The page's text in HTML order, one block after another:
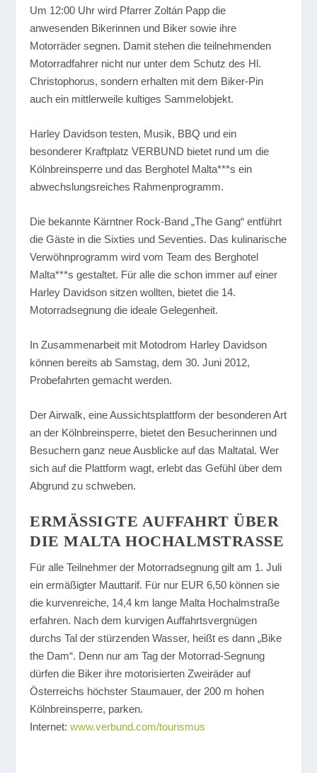
Um 12:00 Uhr wird Pfarrer Zoltán Papp die
anwesenden Bikerinnen und Biker sowie ihre
Motorräder segnen. Damit stehen die teilnehmenden
Motorradfahrer nicht nur unter dem Schutz des Hl.
Christophorus, sondern erhalten mit dem Biker-Pin
auch ein mittlerweile kultiges Sammelobjekt.
Harley Davidson testen, Musik, BBQ und ein
besonderer Kraftplatz VERBUND bietet rund um die
Kölnbreinsperre und das Berghotel Malta***s ein
abwechslungsreiches Rahmenprogramm.
Die bekannte Kärntner Rock-Band „The Gang“ entführt
die Gäste in die Sixties und Seventies. Das kulinarische
Verwöhnprogramm wird vom Team des Berghotel
Malta***s gestaltet. Für alle die schon immer auf einer
Harley Davidson sitzen wollten, bietet die 14.
Motorradsegnung die ideale Gelegenheit.
In Zusammenarbeit mit Motodrom Harley Davidson
können bereits ab Samstag, dem 30. Juni 2012,
Probefahrten gemacht werden.
Der Airwalk, eine Aussichtsplattform der besonderen Art
an der Kölnbreinsperre, bietet den Besucherinnen und
Besuchern ganz neue Ausblicke auf das Maltatal. Wer
sich auf die Plattform wagt, erlebt das Gefühl über dem
Abgrund zu schweben.
ERMÄSSIGTE AUFFAHRT ÜBER D
IE MALTA HOCHALMSTRASSE
Für alle Teilnehmer der Motorradsegnung gilt am 1. Juli
ein ermäßigter Mauttarif. Für nur EUR 6,50 können sie
die kurvenreiche, 14,4 km lange Malta Hochalmstraße
erfahren. Nach dem kurvigen Auffahrtsvergnügen
durchs Tal der stürzenden Wasser, heißt es dann „Bike
the Dam“. Denn nur am Tag der Motorrad-Segnung
dürfen die Biker ihre motorisierten Zweiräder auf
Österreichs höchster Staumauer, der 200 m hohen
Kölnbreinsperre, parken.
Internet:www.verbund.com/tourismus